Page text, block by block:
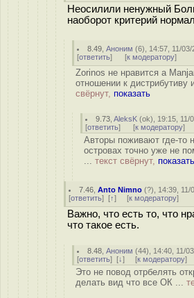
Неосилили ненужный
наоборот критерий
8.49 ,Аноним (6), 14:57, 11/03/
[ответить] [к модератору]
Zorinos не нравится а
отношении к дистрибутиву
свёрнут, показать
9.73 ,AleksK (ok), 19:15, 11/
[ответить] [к модератору]
Авторы поживают где-то
островах точно уже не
... текст свёрнут, показать
7.46 ,Anto Nimno (?), 14:39, 11/
[ответить] [↑] [к модератору]
Важно, что есть то, что
что такое есть.
8.48 ,Аноним (44), 14:40, 11/
[ответить] [↓] [к модератору]
Это не повод отрбелять
делать вид что все ОК ...